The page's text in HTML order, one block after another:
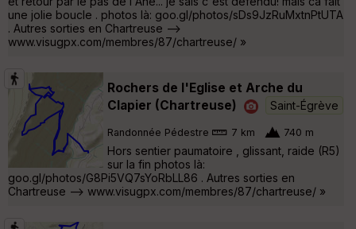
une jolie boucle . photos là: goo.gl/photos/sDs9JzRuMxtnPtUTA
. Autres sorties en Chartreuse -->
www.visugpx.com/membres/87/chartreuse/ »
Rochers de l'Eglise et Arche du
Clapier (Chartreuse)
Saint-Égrève
Randonnée Pédestre 7 km 740 m
Hors sentier paumatoire , glissant, raide (R5)
sur la fin photos là:
goo.gl/photos/G8Pi5VQ7sYoRbLL86 . Autres sorties en
Chartreuse --> www.visugpx.com/membres/87/chartreuse/ »